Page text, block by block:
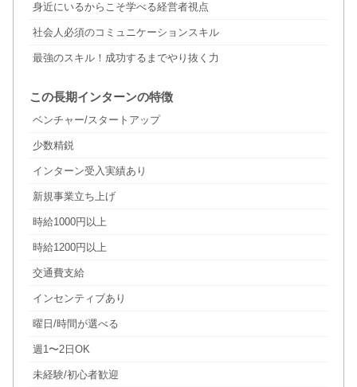
身近にいるからこそ学べる経営者視点
社会人必須のコミュニケーションスキル
最強のスキル！成功するまでやり抜く力
この長期インターンの特徴
ベンチャー/スタートアップ
少数精鋭
インターン受入実績あり
新規事業立ち上げ
時給1000円以上
時給1200円以上
交通費支給
インセンティブあり
曜日/時間が選べる
週1〜2日OK
未経験/初心者歓迎